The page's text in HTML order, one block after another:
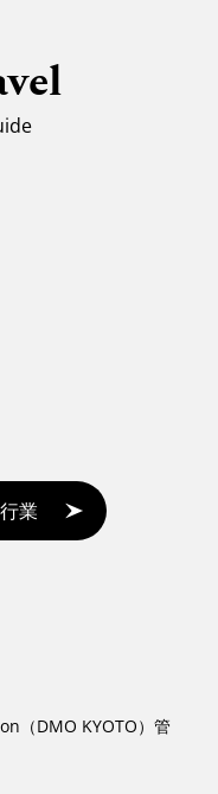
業
（DMO KYOTO）管